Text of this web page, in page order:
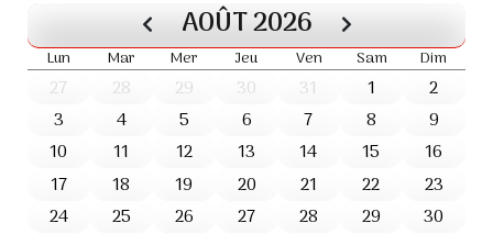
AOÛT2026
Lun Mar Mer Jeu Ven Sam Dim
27 28 29 30 31 1
2
3
4 5 6 7 8
9
10
11 12 13 14 15
16
17
18 19 20 21 22
23
24
25 26 27 28 29
30